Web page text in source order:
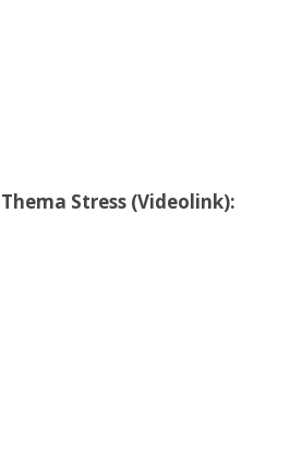
Stress (Videolink):